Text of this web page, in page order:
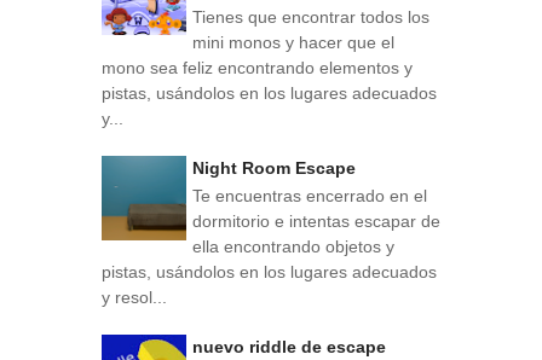
Tienes que encontrar todos los
mini monos y hacer que el
mono sea feliz encontrando elementos y
pistas, usándolos en los lugares adecuados
y...
Night Room Escape
Te encuentras encerrado en el
dormitorio e intentas escapar de
ella encontrando objetos y
pistas, usándolos en los lugares adecuados
y resol...
nuevo riddle de escape